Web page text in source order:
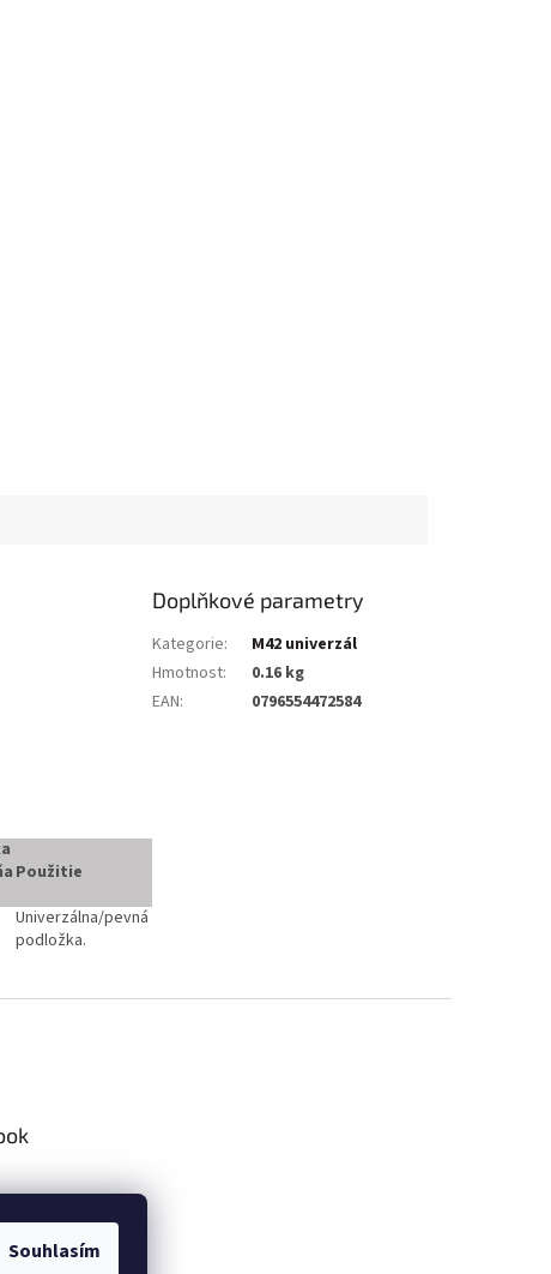
Souhlasím
Použitie
Univerzálna/pevná
podložka.
Doplňkové parametry
Kategorie:
M42 univerzál
Hmotnost:
0.16 kg
EAN: 0796554472584